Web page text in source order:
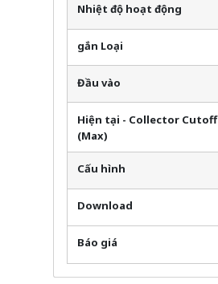
Nhiệt độ hoạt động
gắn Loại
Đầu vào
Hiện tại - Collector Cutoff
(Max)
Cấu hình
Download
Báo giá